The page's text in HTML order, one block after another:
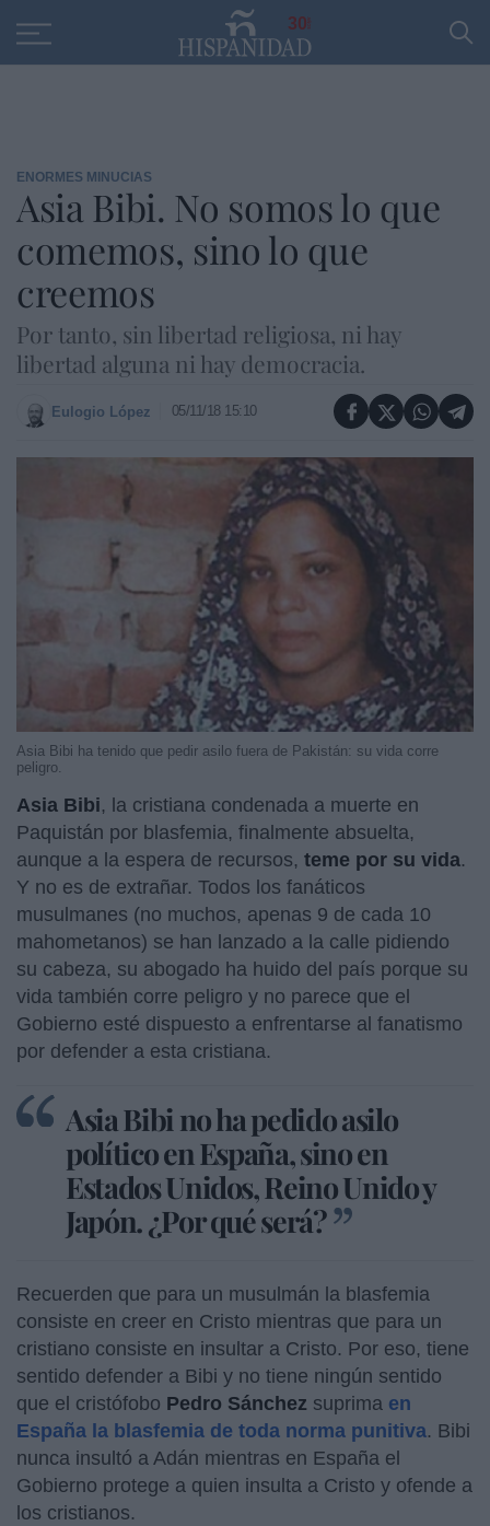
30
ENORMES MINUCIAS
Asia Bibi. No somos lo que
comemos, sino lo que
creemos
Por tanto, sin libertad religiosa, ni hay
libertad alguna ni hay democracia.
Eulogio López 05/11/18 15:10
Asia Bibi ha tenido que pedir asilo fuera de Pakistán: su vida corre
peligro.
Asia Bibi, la cristiana condenada a muerte en
Paquistán por blasfemia, finalmente absuelta,
aunque a la espera de recursos, teme por su vida.
Y no es de extrañar. Todos los fanáticos
musulmanes (no muchos, apenas 9 de cada 10
mahometanos) se han lanzado a la calle pidiendo
su cabeza, su abogado ha huido del país porque su
vida también corre peligro y no parece que el
Gobierno esté dispuesto a enfrentarse al fanatismo
por defender a esta cristiana.
Asia Bibi no ha pedido asilo
político en España, sino en
Estados Unidos, Reino Unido y
Japón. ¿Por qué será?
Recuerden que para un musulmán la blasfemia
consiste en creer en Cristo mientras que para un
cristiano consiste en insultar a Cristo. Por eso, tiene
sentido defender a Bibi y no tiene ningún sentido
que el cristófobo Pedro Sánchez suprima en
España la blasfemia de toda norma punitiva. Bibi
nunca insultó a Adán mientras en España el
Gobierno protege a quien insulta a Cristo y ofende a
los cristianos.